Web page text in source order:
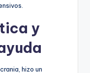
y
hizo un